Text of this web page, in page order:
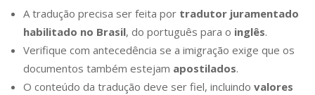
A tradução precisa ser feita por tradutor juramentado
habilitado no Brasil, do português para o inglês.
Verifique com antecedência se a imigração exige que os
documentos também estejam apostilados.
O conteúdo da tradução deve ser fiel, incluindo valores